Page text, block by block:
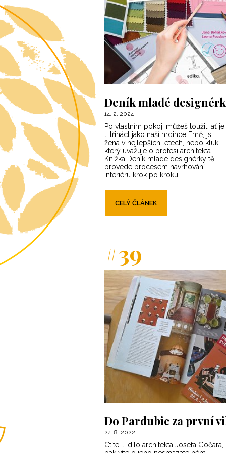
Deník mladé
14. 2. 2024
Po vlastním pokoji můžeš toužit, ať je
ti třináct jako naší hrdince Emě, jsi
žena v nejlepších letech, nebo kluk,
který uvažuje o profesi architekta.
Knížka Deník mladé designérky tě
provede procesem navrhování
interiéru krok po kroku.
CELÝ ČLÁNEK
#39
Do Pardubic za první
24. 8. 2022
Ctíte-li dílo architekta Josefa Gočára,